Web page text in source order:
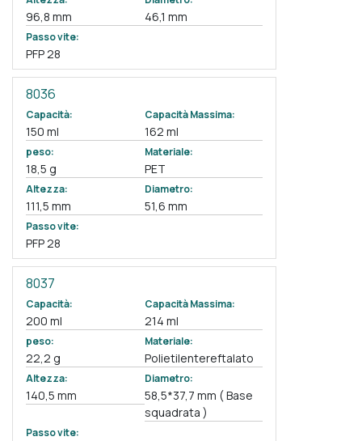
96,8 mm 46,1 mm
Passo vite:
PFP 28
8036
Capacità:
150 ml
Capacità Massima:
162 ml
peso:
18,5 g
Materiale:
PET
Altezza:
111,5 mm
Diametro:
51,6 mm
Passo vite:
PFP 28
8037
Capacità:
200 ml
Capacità Massima:
214 ml
peso:
22,2 g
Materiale:
Polietilentereftalato
Altezza:
140,5 mm
Diametro:
58,5*37,7 mm ( Base
squadrata )
Passo vite: